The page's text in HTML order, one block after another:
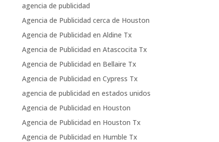
agencia de publicidad
Agencia de Publicidad cerca de Houston
Agencia de Publicidad en Aldine Tx
Agencia de Publicidad en Atascocita Tx
Agencia de Publicidad en Bellaire Tx
Agencia de Publicidad en Cypress Tx
agencia de publicidad en estados unidos
Agencia de Publicidad en Houston
Agencia de Publicidad en Houston Tx
Agencia de Publicidad en Humble Tx